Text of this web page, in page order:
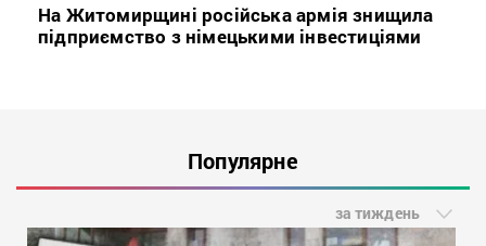
На Житомирщині російська армія знищила
підприємство з німецькими інвестиціями
Популярне
за тиждень